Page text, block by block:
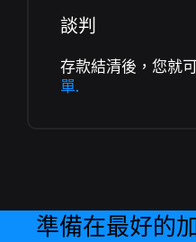
談判
存款結清後，您就
單.
準備在最好的